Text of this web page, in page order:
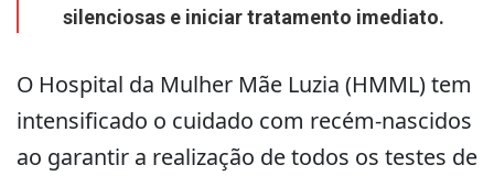
silenciosas e iniciar tratamento imediato.
O Hospital da Mulher Mãe Luzia (HMML) tem
intensificado o cuidado com recém-nascidos
ao garantir a realização de todos os testes de